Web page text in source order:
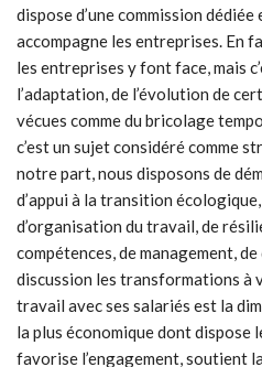
dispose d’une commission dédiée
accompagne les entreprises. En
les entreprises y font face, mais
l’adaptation, de l’évolution de
vécues comme du bricolage
c’est un sujet considéré comme
notre part, nous disposons de
d’appui à la transition écologique,
d’organisation du travail, de
compétences, de management,
discussion les transformations à
travail avec ses salariés est la
la plus économique dont dispose
favorise l’engagement, soutient